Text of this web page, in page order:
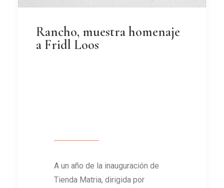
Rancho, muestra homenaje
a Fridl Loos
A un año de la inauguración de
Tienda Matria, dirigida por